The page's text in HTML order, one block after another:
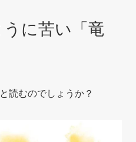
に苦い「竜
読むのでしょうか？